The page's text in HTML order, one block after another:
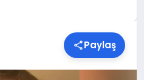
Paylaş